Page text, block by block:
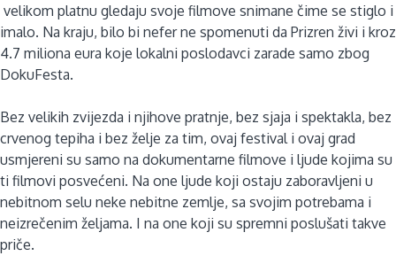
velikom platnu gledaju svoje filmove snimane čime se stiglo i
imalo. Na kraju, bilo bi nefer ne spomenuti da Prizren živi i kroz
4.7 miliona eura koje lokalni poslodavci zarade samo zbog
DokuFesta.
Bez velikih zvijezda i njihove pratnje, bez sjaja i spektakla, bez
crvenog tepiha i bez želje za tim, ovaj festival i ovaj grad
usmjereni su samo na dokumentarne filmove i ljude kojima su
ti filmovi posvećeni. Na one ljude koji ostaju zaboravljeni u
nebitnom selu neke nebitne zemlje, sa svojim potrebama i
neizrečenim željama. I na one koji su spremni poslušati takve
priče.